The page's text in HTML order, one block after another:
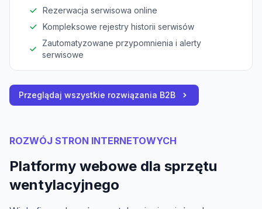
Rezerwacja serwisowa online
Kompleksowe rejestry historii serwisów
Zautomatyzowane przypomnienia i alerty
serwisowe
Przeglądaj wszystkie rozwiązania B2B
ROZWÓJ STRON INTERNETOWYCH
Platformy webowe dla sprzętu
wentylacyjnego